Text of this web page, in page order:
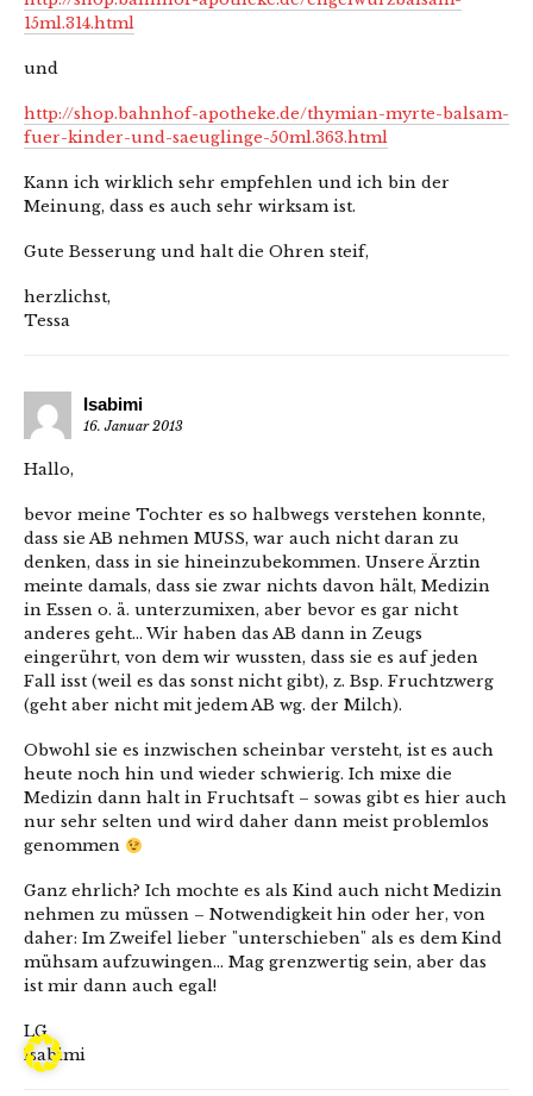
15ml.314.html
und
http://shop.bahnhof-apotheke.de/thymian-myrte-balsam-
fuer-kinder-und-saeuglinge-50ml.363.html
Kann ich wirklich sehr empfehlen und ich bin der
Meinung, dass es auch sehr wirksam ist.
Gute Besserung und halt die Ohren steif,
herzlichst,
Tessa
Isabimi
16. Januar 2013
Hallo,
bevor meine Tochter es so halbwegs verstehen konnte,
dass sie AB nehmen MUSS, war auch nicht daran zu
denken, dass in sie hineinzubekommen. Unsere Ärztin
meinte damals, dass sie zwar nichts davon hält, Medizin
in Essen o. ä. unterzumixen, aber bevor es gar nicht
anderes geht… Wir haben das AB dann in Zeugs
eingerührt, von dem wir wussten, dass sie es auf jeden
Fall isst (weil es das sonst nicht gibt), z. Bsp. Fruchtzwerg
(geht aber nicht mit jedem AB wg. der Milch).
Obwohl sie es inzwischen scheinbar versteht, ist es auch
heute noch hin und wieder schwierig. Ich mixe die
Medizin dann halt in Fruchtsaft – sowas gibt es hier auch
nur sehr selten und wird daher dann meist problemlos
genommen
Ganz ehrlich? Ich mochte es als Kind auch nicht Medizin
nehmen zu müssen – Notwendigkeit hin oder her, von
daher: Im Zweifel lieber "unterschieben" als es dem Kind
mühsam aufzuwingen… Mag grenzwertig sein, aber das
ist mir dann auch egal!
LG
Isabimi